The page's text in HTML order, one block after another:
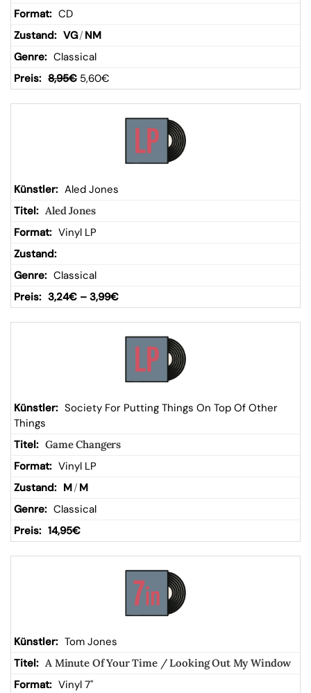
CD
VG/ NM
Classical
8,95€ 5,60€
Aled Jones
Aled Jones
Vinyl LP
Classical
3,24€ – 3,99€
Society For Putting Things On Top Of Other
Things
Game Changers
Vinyl LP
M/ M
Classical
14,95€
Tom Jones
A Minute Of Your Time / Looking Out My Window
Vinyl 7"